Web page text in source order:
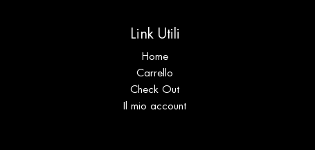
Link Utili
Home
Carrello
Check Out
Il mio account